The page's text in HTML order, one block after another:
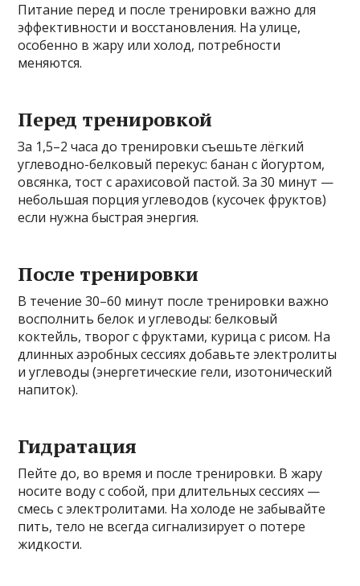
Питание перед и после тренировки важно для
эффективности и восстановления. На улице,
особенно в жару или холод, потребности
меняются.
Перед тренировкой
За 1,5–2 часа до тренировки съешьте лёгкий
углеводно-белковый перекус: банан с йогуртом,
овсянка, тост с арахисовой пастой. За 30 минут —
небольшая порция углеводов (кусочек фруктов)
если нужна быстрая энергия.
После тренировки
В течение 30–60 минут после тренировки важно
восполнить белок и углеводы: белковый
коктейль, творог с фруктами, курица с рисом. На
длинных аэробных сессиях добавьте электролиты
и углеводы (энергетические гели, изотонический
напиток).
Гидратация
Пейте до, во время и после тренировки. В жару
носите воду с собой, при длительных сессиях —
смесь с электролитами. На холоде не забывайте
пить, тело не всегда сигнализирует о потере
жидкости.